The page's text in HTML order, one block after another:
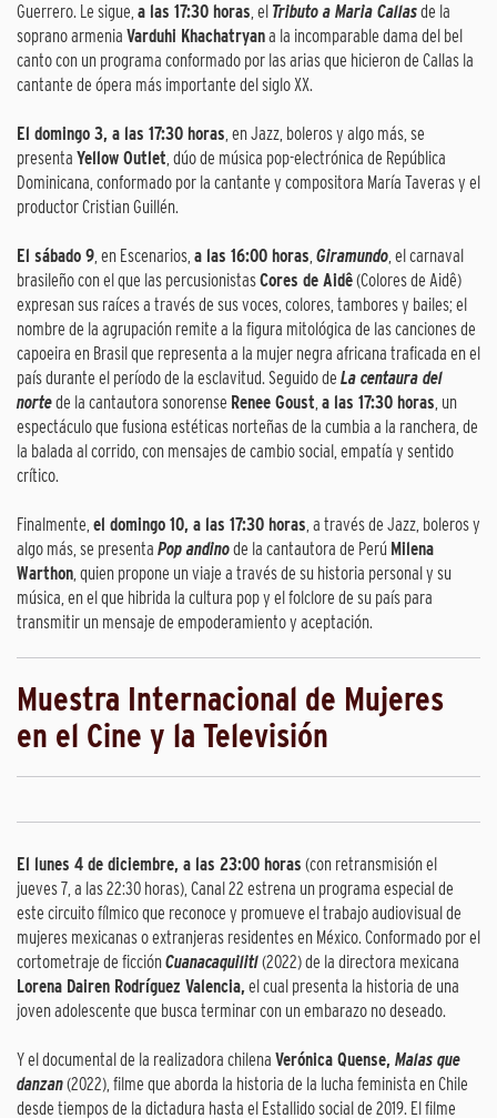
Guerrero. Le sigue, a las 17:30 horas, el Tributo a Maria Callasde la
soprano armenia Varduhi Khachatryana la incomparable dama del bel
canto con un programa conformado por las arias que hicieron de Callas la
cantante de ópera más importante del siglo XX.
El domingo 3, a las 17:30 horas, en Jazz, boleros y algo más, se
presenta Yellow Outlet, dúo de música pop-electrónica de República
Dominicana, conformado por la cantante y compositora María Taveras y el
productor Cristian Guillén.
El sábado 9, en Escenarios, a las 16:00 horas, Giramundo, el carnaval
brasileño con el que las percusionistasCores de Aidê(Colores de Aidê)
expresan sus raíces a través de sus voces, colores, tambores y bailes; el
nombre de la agrupación remite a la figura mitológica de las canciones de
capoeira en Brasil que representa a la mujer negra africana traficada en el
país durante el período de la esclavitud. Seguido de La centaura del
nortede la cantautora sonorense Renee Goust, a las 17:30 horas, un
espectáculo que fusiona estéticas norteñas de la cumbia a la ranchera, de
la balada al corrido, con mensajes de cambio social, empatía y sentido
crítico.
Finalmente, el domingo 10, a las 17:30 horas, a través de Jazz, boleros y
algo más, se presenta Pop andinode la cantautora de Perú Milena
Warthon, quien propone un viaje a través de su historia personal y su
música, en el que hibrida la cultura pop y el folclore de su país para
transmitir un mensaje de empoderamiento y aceptación.
Muestra Internacional de Mujeres
en el Cine y la Televisión
El lunes 4 de diciembre, a las 23:00 horas (con retransmisión el
jueves 7, a las 22:30 horas), Canal 22 estrena un programa especial de
este circuito fílmico que reconoce y promueve el trabajo audiovisual de
mujeres mexicanas o extranjeras residentes en México. Conformado por el
cortometraje de ficciónCuanacaquilitl(2022) de la directora mexicana
Lorena Dairen Rodríguez Valencia,el cual presenta la historia de una
joven adolescente que busca terminar con un embarazo no deseado.
Y el documental de la realizadora chilena Verónica Quense, Malas que
danzan(2022), filme que aborda la historia de la lucha feminista en Chile
desde tiempos de la dictadura hasta el Estallido social de 2019. El filme